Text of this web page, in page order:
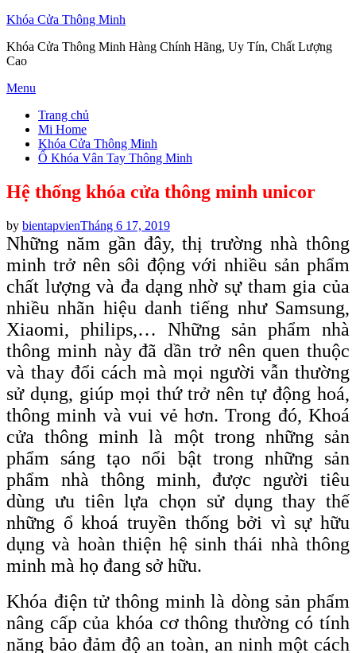
Khóa Cửa Thông Minh
Khóa Cửa Thông Minh Hàng Chính Hãng, Uy Tín, Chất Lượng
Cao
Skip
content
Menu
Trang chủ
Mi Home
Khóa Cửa Thông Minh
Ổ Khóa Vân Tay Thông Minh
Hệ thống khóa cửa thông minh unicor
by bientapvienPosted
on
Tháng 6 17, 2019
Những năm gần đây, thị trường nhà thông
minh trở nên sôi động với nhiều sản phẩm
chất lượng và đa dạng nhờ sự tham gia của
nhiều nhãn hiệu danh tiếng như Samsung,
Xiaomi, philips,… Những sản phẩm nhà
thông minh này đã dần trở nên quen thuộc
và thay đổi cách mà mọi người vẫn thường
sử dụng, giúp mọi thứ trở nên tự động hoá,
thông minh và vui vẻ hơn. Trong đó, Khoá
cửa thông minh là một trong những sản
phẩm sáng tạo nổi bật trong những sản
phẩm nhà thông minh, được người tiêu
dùng ưu tiên lựa chọn sử dụng thay thế
những ổ khoá truyền thống bởi vì sự hữu
dụng và hoàn thiện hệ sinh thái nhà thông
minh mà họ đang sở hữu.
Khóa điện tử thông minh là dòng sản phẩm
nâng cấp của khóa cơ thông thường có tính
năng bảo đảm độ an toàn, an ninh một cách